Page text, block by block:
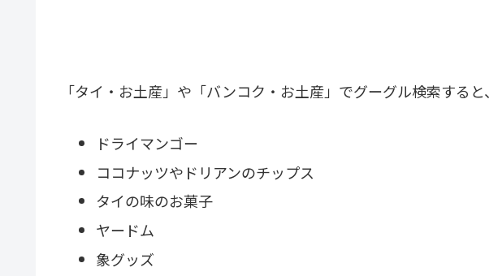
「タイ・お土産」や「バンコク・お土産」でグーグル検索すると、
ドライマンゴー
ココナッツやドリアンのチップス
タイの味のお菓子
ヤードム
象グッズ